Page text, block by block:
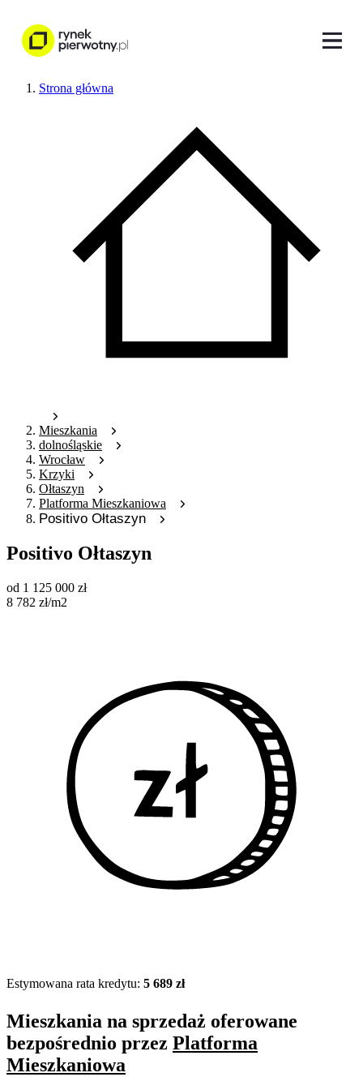
Strona główna
Mieszkania
dolnośląskie
Wrocław
Krzyki
Ołtaszyn
Platforma Mieszkaniowa
Positivo Ołtaszyn
Positivo Ołtaszyn
od 1 125 000 zł
8 782 zł/m2
Estymowana rata kredytu: 5 689 zł
Mieszkania na sprzedaż oferowane
bezpośrednio przez Platforma
Mieszkaniowa